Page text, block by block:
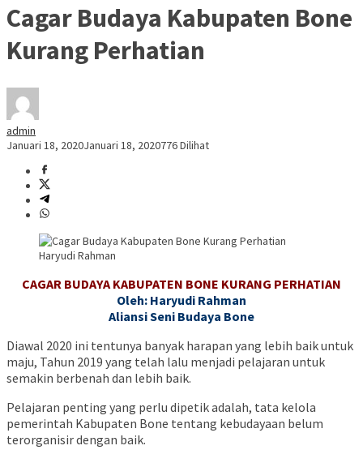
Cagar Budaya Kabupaten Bone
Kurang Perhatian
admin
Januari 18, 2020Januari 18, 2020776 Dilihat
Haryudi Rahman
CAGAR BUDAYA KABUPATEN BONE KURANG PERHATIAN
Oleh: Haryudi Rahman
Aliansi Seni Budaya Bone
Diawal 2020 ini tentunya banyak harapan yang lebih baik untuk
maju, Tahun 2019 yang telah lalu menjadi pelajaran untuk
semakin berbenah dan lebih baik.
Pelajaran penting yang perlu dipetik adalah, tata kelola
pemerintah Kabupaten Bone tentang kebudayaan belum
terorganisir dengan baik.